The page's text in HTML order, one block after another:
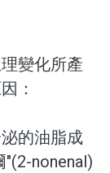
變化所產
：
的油脂成
nonenal)